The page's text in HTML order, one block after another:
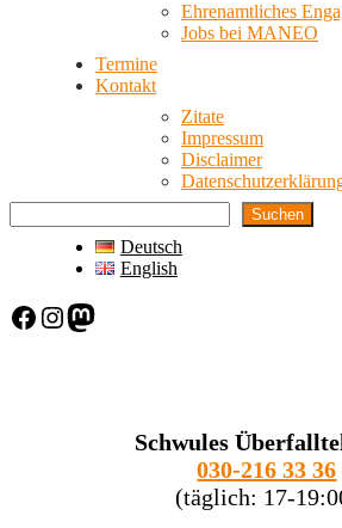
Ehrenamtliches
Jobs bei MANEO
Termine
Kontakt
Zitate
Impressum
Disclaimer
Suchen
Deutsch
English
Facebook Instagram Mastodon
Schwules
030-216 33 36
(täglich: 17-